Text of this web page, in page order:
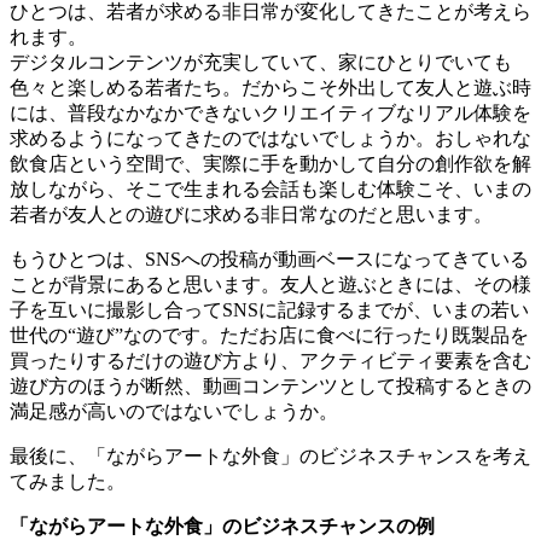
ひとつは、若者が求める非日常が変化してきたことが考えら
れます。
デジタルコンテンツが充実していて、家にひとりでいても
色々と楽しめる若者たち。だからこそ外出して友人と遊ぶ時
には、普段なかなかできないクリエイティブなリアル体験を
求めるようになってきたのではないでしょうか。おしゃれな
飲食店という空間で、実際に手を動かして自分の創作欲を解
放しながら、そこで生まれる会話も楽しむ体験こそ、いまの
若者が友人との遊びに求める非日常なのだと思います。
もうひとつは、SNSへの投稿が動画ベースになってきている
ことが背景にあると思います。友人と遊ぶときには、その様
子を互いに撮影し合ってSNSに記録するまでが、いまの若い
世代の“遊び”なのです。ただお店に食べに行ったり既製品を
買ったりするだけの遊び方より、アクティビティ要素を含む
遊び方のほうが断然、動画コンテンツとして投稿するときの
満足感が高いのではないでしょうか。
最後に、「ながらアートな外食」のビジネスチャンスを考え
てみました。
「ながらアートな外食」のビジネスチャンスの例